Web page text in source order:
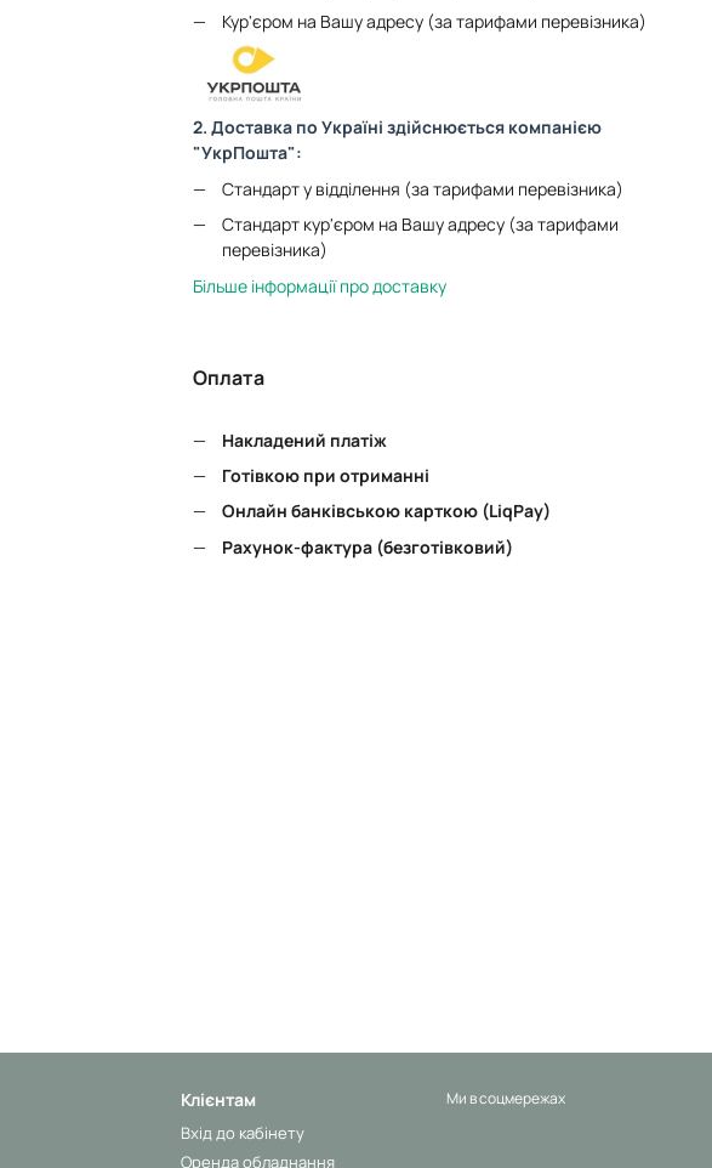
Кур'єром на Вашу адресу (за тарифами перевізника)
2. Доставка по Україні здійснюється компанією
"УкрПошта":
Стандарт у відділення (за тарифами перевізника)
Стандарт кур'єром на Вашу адресу (за тарифами
перевізника)
Більше інформації про доставку
Оплата
Накладений платіж
Готівкою при отриманні
Онлайн банківською карткою (LiqPay)
Рахунок-фактура (безготівковий)
Клієнтам
Вхід до кабінету
Оренда обладнання
Ми в соцмережах